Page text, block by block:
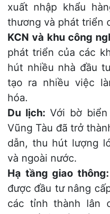
xuất nhập khẩu
thương và phát triển
KCN và khu công
phát triển của các
hút nhiều nhà đầu
tạo ra nhiều việc
hóa.
Du lịch: Với bờ
Vũng Tàu đã trở
dẫn, thu hút lượng
và ngoài nước.
Hạ tầng giao thông:
được đầu tư nâng
các tỉnh thành lân